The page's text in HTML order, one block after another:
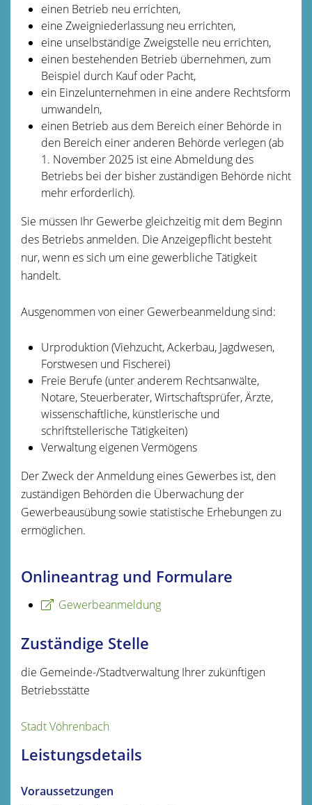
einen Betrieb neu errichten,
eine Zweigniederlassung neu errichten,
eine unselbständige Zweigstelle neu errichten,
einen bestehenden Betrieb übernehmen, zum
Beispiel durch Kauf oder Pacht,
ein Einzelunternehmen in eine andere Rechtsform
umwandeln,
einen Betrieb aus dem Bereich einer Behörde in
den Bereich einer anderen Behörde verlegen (ab
1. November 2025 ist eine Abmeldung des
Betriebs bei der bisher zuständigen Behörde nicht
mehr erforderlich).
Sie müssen Ihr Gewerbe gleichzeitig mit dem Beginn
des Betriebs anmelden. Die Anzeigepflicht besteht
nur, wenn es sich um eine gewerbliche Tätigkeit
handelt.
Ausgenommen von einer Gewerbeanmeldung sind:
Urproduktion (Viehzucht, Ackerbau, Jagdwesen,
Forstwesen und Fischerei)
Freie Berufe (unter anderem Rechtsanwälte,
Notare, Steuerberater, Wirtschaftsprüfer, Ärzte,
wissenschaftliche, künstlerische und
schriftstellerische Tätigkeiten)
Verwaltung eigenen Vermögens
Der Zweck der Anmeldung eines Gewerbes ist, den
zuständigen Behörden die Überwachung der
Gewerbeausübung sowie statistische Erhebungen zu
ermöglichen.
Onlineantrag und Formulare
Gewerbeanmeldung
Zuständige Stelle
die Gemeinde-/Stadtverwaltung Ihrer zukünftigen
Betriebsstätte
Stadt Vöhrenbach
Leistungsdetails
Voraussetzungen